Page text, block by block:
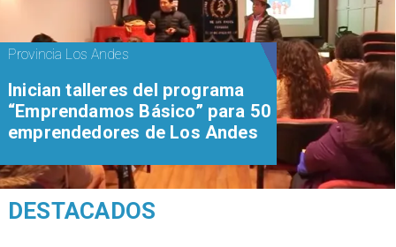
Provincia Los Andes
Inician talleres del programa
“Emprendamos Básico” para 50
emprendedores de Los Andes
DESTACADOS